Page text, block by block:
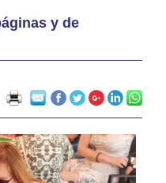
y de